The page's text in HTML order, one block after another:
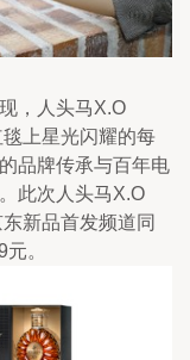
，人头马X.O
上星光闪耀的每
品牌传承与百年电
此次人头马X.O
新品首发频道同
。